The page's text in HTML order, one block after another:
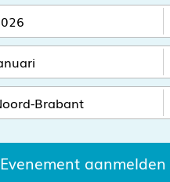
Evenement aanmelden